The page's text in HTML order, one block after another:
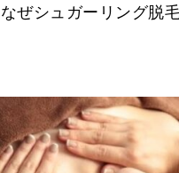
ぜシュガーリング脱